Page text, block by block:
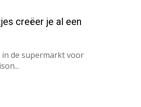
creëer je al een
de supermarkt voor